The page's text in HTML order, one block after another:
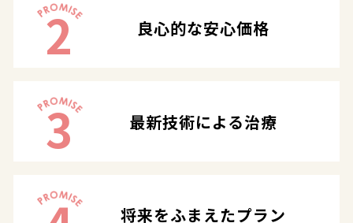
2 良心的な安心価格
3 最新技術による治療
将来をふまえたプラン